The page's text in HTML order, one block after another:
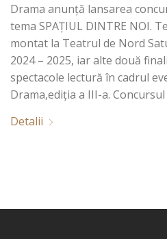
Drama anunță lansarea
tema SPAȚIUL DINTRE NOI.
montat la Teatrul de Nord
2024 – 2025, iar alte două
spectacole lectură în cadrul
Drama,ediția a III-a.
Detalii